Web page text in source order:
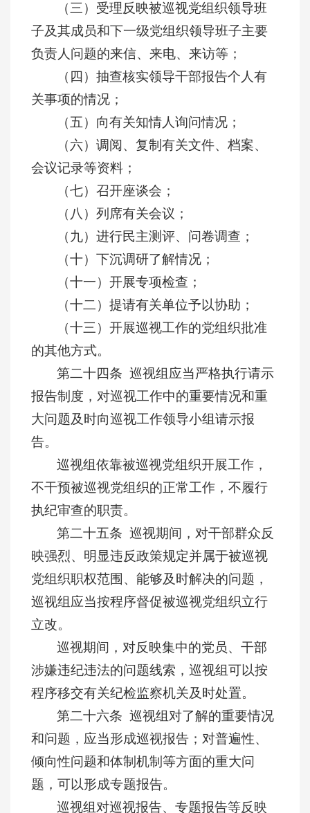
（三）受理反映被巡视党组织领导班
子及其成员和下一级党组织领导班子主要
负责人问题的来信、来电、来访等；
（四）抽查核实领导干部报告个人有
关事项的情况；
（五）向有关知情人询问情况；
（六）调阅、复制有关文件、档案、
会议记录等资料；
（七）召开座谈会；
（八）列席有关会议；
（九）进行民主测评、问卷调查；
（十）下沉调研了解情况；
（十一）开展专项检查；
（十二）提请有关单位予以协助；
（十三）开展巡视工作的党组织批准
的其他方式。
第二十四条 巡视组应当严格执行请示
报告制度，对巡视工作中的重要情况和重
大问题及时向巡视工作领导小组请示报
告。
巡视组依靠被巡视党组织开展工作，
不干预被巡视党组织的正常工作，不履行
执纪审查的职责。
第二十五条 巡视期间，对干部群众反
映强烈、明显违反政策规定并属于被巡视
党组织职权范围、能够及时解决的问题，
巡视组应当按程序督促被巡视党组织立行
立改。
巡视期间，对反映集中的党员、干部
涉嫌违纪违法的问题线索，巡视组可以按
程序移交有关纪检监察机关及时处置。
第二十六条 巡视组对了解的重要情况
和问题，应当形成巡视报告；对普遍性、
倾向性问题和体制机制等方面的重大问
题，可以形成专题报告。
巡视组对巡视报告、专题报告等反映